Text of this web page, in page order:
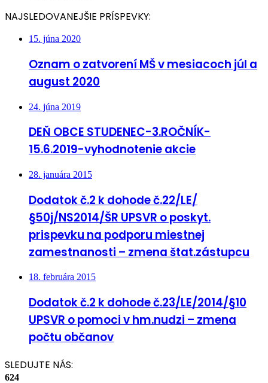
NAJSLEDOVANEJŠIE PRÍSPEVKY:
15. júna 2020
Oznam o zatvorení MŠ v mesiacoch júl a
august 2020
24. júna 2019
DEŇ OBCE STUDENEC-3.ROČNÍK-
15.6.2019-vyhodnotenie akcie
28. januára 2015
Dodatok č.2 k dohode č.22/LE/
§50j/NS2014/ŠR UPSVR o poskyt.
prispevku na podporu miestnej
zamestnanosti – zmena štat.zástupcu
18. februára 2015
Dodatok č.2 k dohode č.23/LE/2014/§10
UPSVR o pomoci v hm.nudzi – zmena
počtu občanov
SLEDUJTE NÁS:
624